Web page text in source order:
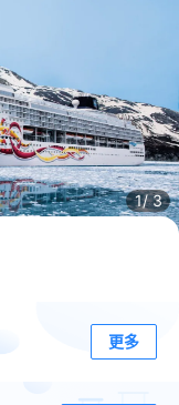
1/3
更多